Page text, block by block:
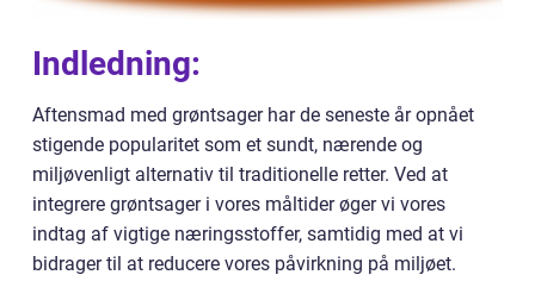
Indledning:
Aftensmad med grøntsager har de seneste år opnået
stigende popularitet som et sundt, nærende og
miljøvenligt alternativ til traditionelle retter. Ved at
integrere grøntsager i vores måltider øger vi vores
indtag af vigtige næringsstoffer, samtidig med at vi
bidrager til at reducere vores påvirkning på miljøet.